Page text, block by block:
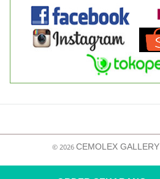
© 2026 CEMOLEX GALLERY